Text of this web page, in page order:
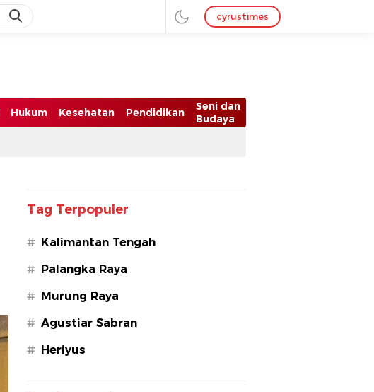
cyrustimes
Hukum Kesehatan Pendidikan
Seni dan
Budaya
Tag Terpopuler
# Kalimantan Tengah
# Palangka Raya
# Murung Raya
# Agustiar Sabran
# Heriyus